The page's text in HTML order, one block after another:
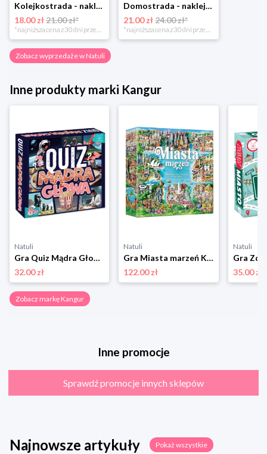
Kolejkostrada - naklejaj tory Zuzutoys
18.00 zł21.00 zł*
*najniższa cena z 30 dni przed obniżką
Domostrada - naklejaj ulice Zuzutoys
21.00 zł 24.00 zł*
*najniższa cena z 30 dni przed obniżką
Zobacz wyprzedaże w Natuli
Inne produkty marki Kangur
Natuli
Gra Quiz Mądra Głowa Kangur
32.00 zł
Natuli
Gra Miasta marzeń Kangur
122.00 zł
Natuli
35.00 zł
Zobacz markę Kangur
Inne promocje
Sprawdź promocje innych sklepów
Najnowsze artykuły Pokaż wszystkie